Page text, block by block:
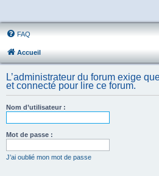
FAQ
Accueil
L’administrateur du forum exige
et connecté pour lire ce forum.
Nom d’utilisateur :
Mot de passe :
J’ai oublié mon mot de passe